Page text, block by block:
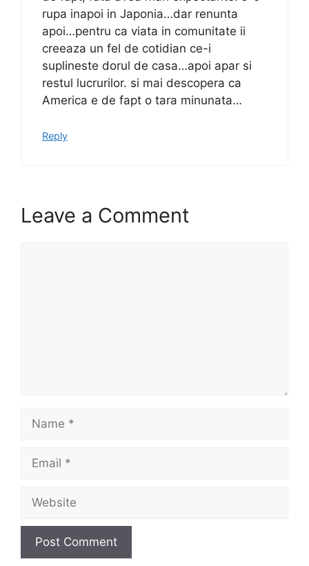
rupa inapoi in Japonia…dar renunta
apoi…pentru ca viata in comunitate ii
creeaza un fel de cotidian ce-i
suplineste dorul de casa…apoi apar si
restul lucrurilor. si mai descopera ca
America e de fapt o tara minunata…
Reply
Leave a Comment
Name
Email
Website